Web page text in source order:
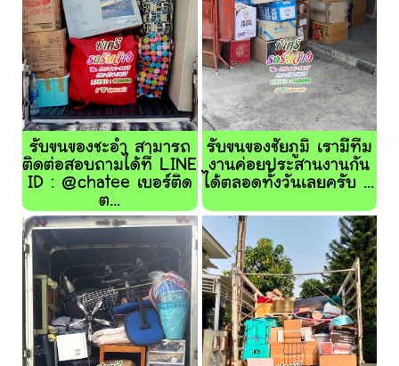
รับขนของชะอำ สามารถ
ติดต่อสอบถามได้ที่ LINE
ID : @chatee เบอร์ติด
ต...
รับขนของชัยภูมิ เรามีทีม
งานค่อยประสานงานกัน
ได้ตลอดทั้งวันเลยครับ ...